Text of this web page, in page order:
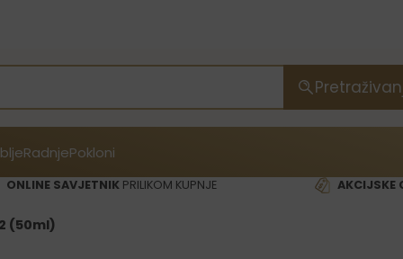
RadnjePokloni
ONLINE SAVJETNIKPRILIKOM KUPNJE AKCIJSKE
(50ml)